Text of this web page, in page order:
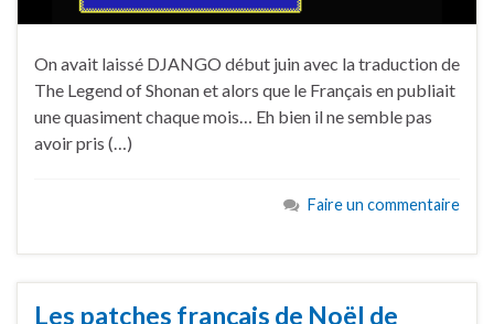
On avait laissé DJANGO début juin avec la traduction de
The Legend of Shonan et alors que le Français en publiait
une quasiment chaque mois… Eh bien il ne semble pas
avoir pris (…)
Faire un commentaire
Les patches français de Noël de